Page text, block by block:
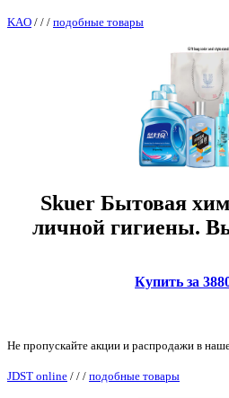
KAO / / / подобные товары
Skuer Бытовая
личной гигиены.
Купить за
Не пропускайте акции и распродажи в
JDST online / / / подобные товары